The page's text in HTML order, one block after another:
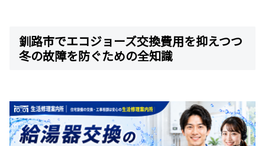
釧路市でエコジョーズ交換費用を抑えつつ
冬の故障を防ぐための全知識